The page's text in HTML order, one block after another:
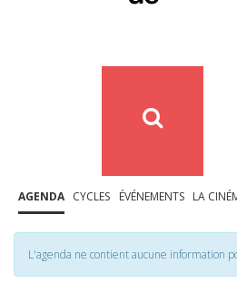
AGENDA CYCLES ÉVÉNEMENTS LA
L'agenda ne contient aucune information